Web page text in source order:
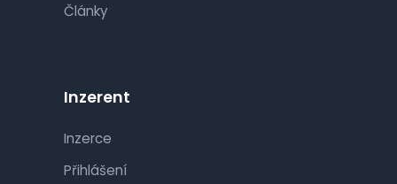
Články
Inzerent
Inzerce
Přihlášení